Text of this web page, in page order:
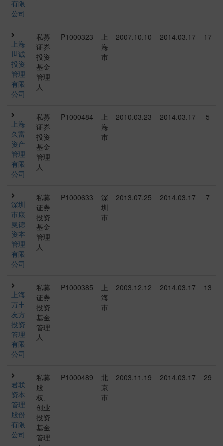
有限
公司
上海
世诚
投资
管理
有限
公司
私募
证券
投资
基金
管理
人
P1000323
上
海
市
2007.10.10 2014.03.17 17
上海
久富
资产
管理
有限
公司
私募
证券
投资
基金
管理
人
P1000484
上
海
市
2010.03.23 2014.03.17 5
深圳
市康
曼德
资本
管理
有限
公司
私募
证券
投资
基金
管理
人
P1000633
深
圳
市
2013.07.25 2014.03.17 7
上海
万丰
友方
投资
管理
有限
公司
私募
证券
投资
基金
管理
人
P1000385
上
海
市
2003.12.12 2014.03.17 13
君联
资本
管理
股份
有限
公司
私募
股
权、
创业
投资
基金
管理
P1000489
北
京
市
2003.11.19 2014.03.17 29